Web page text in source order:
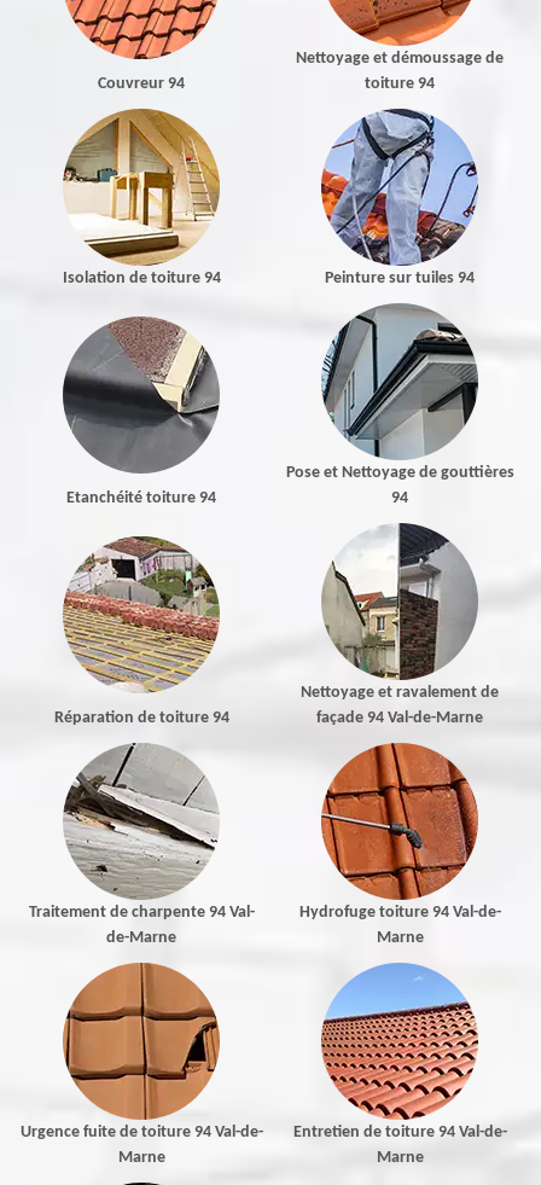
Couvreur 94
Nettoyage et démoussage de
toiture 94
Isolation de toiture 94 Peinture sur tuiles 94
Etanchéité toiture 94
Pose et Nettoyage de gouttières
94
Réparation de toiture 94
Nettoyage et ravalement de
façade 94 Val-de-Marne
Traitement de charpente 94 Val-
de-Marne
Hydrofuge toiture 94 Val-de-
Marne
Urgence fuite de toiture 94 Val-de-
Marne
Entretien de toiture 94 Val-de-
Marne